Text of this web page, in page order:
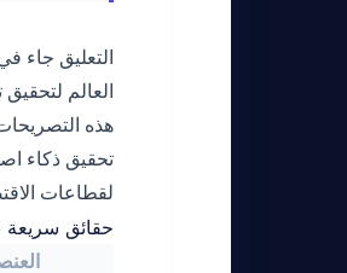
التعليق جاء
العالم
هذه
تحقيق ذكاء
لقطاعات
حقائق سريعة